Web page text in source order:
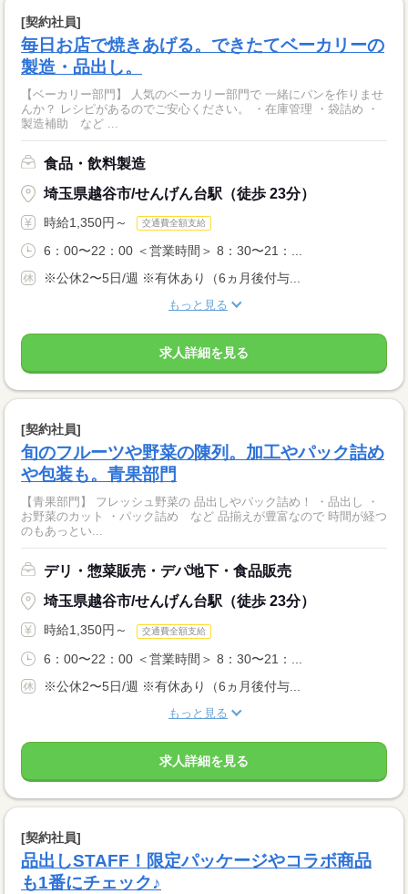
[契約社員]
毎日お店で焼きあげる。できたてベーカリーの
製造・品出し。
【ベーカリー部門】 人気のベーカリー部門で 一緒にパンを作りませ
んか？ レシピがあるのでご安心ください。 ・在庫管理 ・袋詰め ・
製造補助 など ...
食品・飲料製造
埼玉県越谷市/せんげん台駅（徒歩 23分）
時給1,350円～ 交通費全額支給
6：00〜22：00 ＜営業時間＞ 8：30〜21：...
※公休2〜5日/週 ※有休あり（6ヵ月後付与...
もっと見る
求人詳細を見る
[契約社員]
旬のフルーツや野菜の陳列。加工やパック詰め
や包装も。青果部門
【青果部門】 フレッシュ野菜の 品出しやパック詰め！ ・品出し ・
お野菜のカット ・パック詰め など 品揃えが豊富なので 時間が経つ
のもあっとい...
デリ・惣菜販売・デパ地下・食品販売
埼玉県越谷市/せんげん台駅（徒歩 23分）
時給1,350円～ 交通費全額支給
6：00〜22：00 ＜営業時間＞ 8：30〜21：...
※公休2〜5日/週 ※有休あり（6ヵ月後付与...
もっと見る
求人詳細を見る
[契約社員]
品出しSTAFF！限定パッケージやコラボ商品
も1番にチェック♪